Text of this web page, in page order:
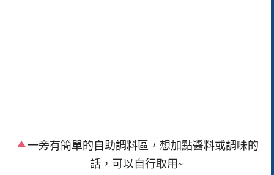
一旁有簡單的自助調料區，想加點醬料或調味的
話，可以自行取用~